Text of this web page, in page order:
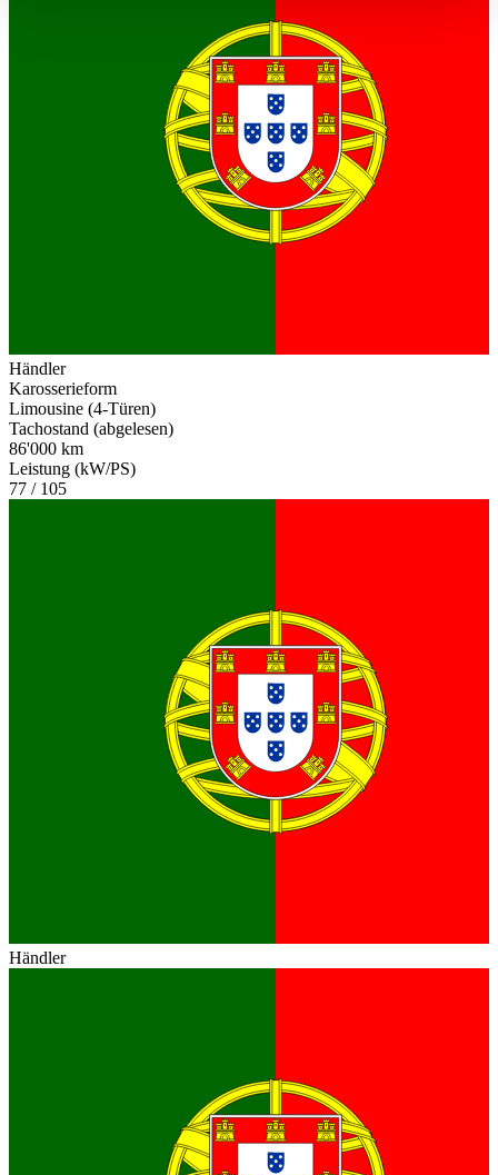
Datenschutzerklärung
Händler
Karosserieform
Limousine (4-Türen)
Tachostand (abgelesen)
86'000 km
Leistung (kW/PS)
77 / 105
Händler